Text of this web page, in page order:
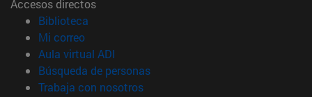
Accesos directos
Biblioteca
Mi correo(abre en nueva ventana)
Aula virtual ADI
Búsqueda de personas(abre en nueva ventana)
Trabaja con nosotros(abre en nueva ventana)